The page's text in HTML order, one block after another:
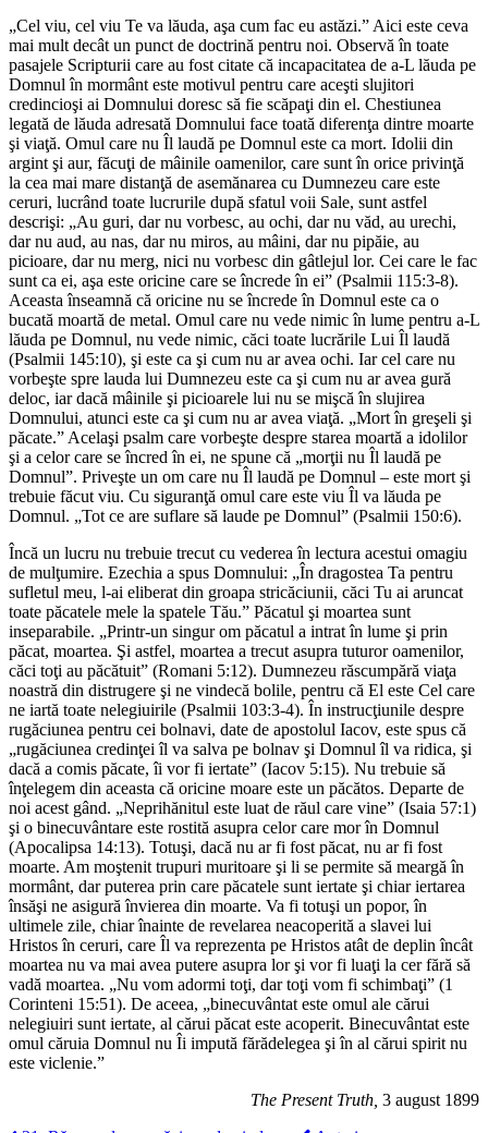
„Cel viu, cel viu Te va lăuda, aşa cum fac eu astăzi.” Aici este ceva
mai mult decât un punct de doctrină pentru noi. Observă în toate
pasajele Scripturii care au fost citate că incapacitatea de a-L lăuda pe
Domnul în mormânt este motivul pentru care aceşti slujitori
credincioşi ai Domnului doresc să fie scăpaţi din el. Chestiunea
legată de lăuda adresată Domnului face toată diferenţa dintre moarte
şi viaţă. Omul care nu Îl laudă pe Domnul este ca mort. Idolii din
argint şi aur, făcuţi de mâinile oamenilor, care sunt în orice privinţă
la cea mai mare distanţă de asemănarea cu Dumnezeu care este
ceruri, lucrând toate lucrurile după sfatul voii Sale, sunt astfel
descrişi: „Au guri, dar nu vorbesc, au ochi, dar nu văd, au urechi,
dar nu aud, au nas, dar nu miros, au mâini, dar nu pipăie, au
picioare, dar nu merg, nici nu vorbesc din gâtlejul lor. Cei care le fac
sunt ca ei, aşa este oricine care se încrede în ei” (Psalmii 115:3-8).
Aceasta înseamnă că oricine nu se încrede în Domnul este ca o
bucată moartă de metal. Omul care nu vede nimic în lume pentru a-L
lăuda pe Domnul, nu vede nimic, căci toate lucrările Lui Îl laudă
(Psalmii 145:10), şi este ca şi cum nu ar avea ochi. Iar cel care nu
vorbeşte spre lauda lui Dumnezeu este ca şi cum nu ar avea gură
deloc, iar dacă mâinile şi picioarele lui nu se mişcă în slujirea
Domnului, atunci este ca şi cum nu ar avea viaţă. „Mort în greşeli şi
păcate.” Acelaşi psalm care vorbeşte despre starea moartă a idolilor
şi a celor care se încred în ei, ne spune că „morţii nu Îl laudă pe
Domnul”. Priveşte un om care nu Îl laudă pe Domnul – este mort şi
trebuie făcut viu. Cu siguranţă omul care este viu Îl va lăuda pe
Domnul. „Tot ce are suflare să laude pe Domnul” (Psalmii 150:6).
Încă un lucru nu trebuie trecut cu vederea în lectura acestui omagiu
de mulţumire. Ezechia a spus Domnului: „În dragostea Ta pentru
sufletul meu, l-ai eliberat din groapa stricăciunii, căci Tu ai aruncat
toate păcatele mele la spatele Tău.” Păcatul şi moartea sunt
inseparabile. „Printr-un singur om păcatul a intrat în lume şi prin
păcat, moartea. Şi astfel, moartea a trecut asupra tuturor oamenilor,
căci toţi au păcătuit” (Romani 5:12). Dumnezeu răscumpără viaţa
noastră din distrugere şi ne vindecă bolile, pentru că El este Cel care
ne iartă toate nelegiuirile (Psalmii 103:3-4). În instrucţiunile despre
rugăciunea pentru cei bolnavi, date de apostolul Iacov, este spus că
„rugăciunea credinţei îl va salva pe bolnav şi Domnul îl va ridica, şi
dacă a comis păcate, îi vor fi iertate” (Iacov 5:15). Nu trebuie să
înţelegem din aceasta că oricine moare este un păcătos. Departe de
noi acest gând. „Neprihănitul este luat de răul care vine” (Isaia 57:1)
şi o binecuvântare este rostită asupra celor care mor în Domnul
(Apocalipsa 14:13). Totuşi, dacă nu ar fi fost păcat, nu ar fi fost
moarte. Am moştenit trupuri muritoare şi li se permite să meargă în
mormânt, dar puterea prin care păcatele sunt iertate şi chiar iertarea
însăşi ne asigură învierea din moarte. Va fi totuşi un popor, în
ultimele zile, chiar înainte de revelarea neacoperită a slavei lui
Hristos în ceruri, care Îl va reprezenta pe Hristos atât de deplin încât
moartea nu va mai avea putere asupra lor şi vor fi luaţi la cer fără să
vadă moartea. „Nu vom adormi toţi, dar toţi vom fi schimbaţi” (1
Corinteni 15:51). De aceea, „binecuvântat este omul ale cărui
nelegiuiri sunt iertate, al cărui păcat este acoperit. Binecuvântat este
omul căruia Domnul nu Îi impută fărădelegea şi în al cărui spirit nu
este viclenie.”
The Present Truth, 3 august 1899